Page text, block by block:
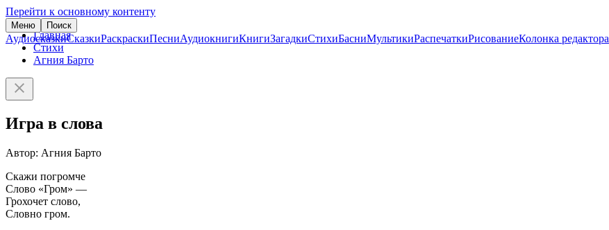
Перейти к основному контенту
Меню Поиск
АудиосказкиСказкиРаскраскиПесниАудиокнигиКнигиЗагадкиСтихиБасниМультикиРаспечаткиРисованиеКолонка редактора
Главная
Стихи
Агния Барто
Игра в слова
Автор: Агния Барто
Скажи погромче
Слово «Гром» —
Грохочет слово,
Словно гром.